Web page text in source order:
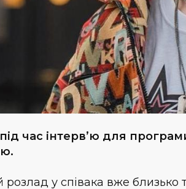
час інтерв’ю для
розлад у співака вже